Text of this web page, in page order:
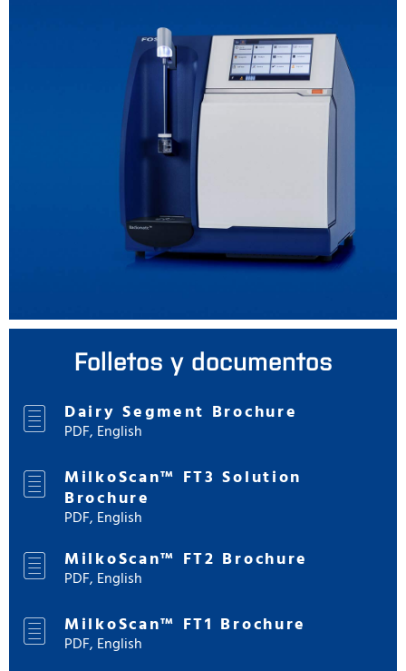
Folletos y documentos
Dairy Segment Brochure
PDF, English
MilkoScan™ FT3 Solution
Brochure
PDF, English
MilkoScan™ FT2 Brochure
PDF, English
MilkoScan™ FT1 Brochure
PDF, English